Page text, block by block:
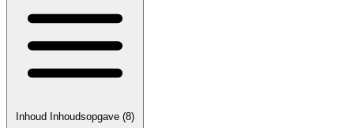
Inhoud Inhoudsopgave (8)